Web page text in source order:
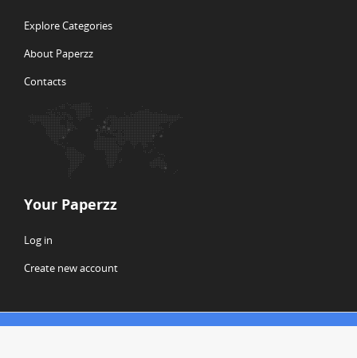
Explore Categories
About Paperzz
Contacts
Your Paperzz
Log in
Create new account